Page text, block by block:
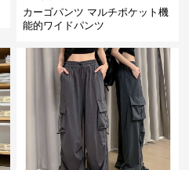
カーゴパンツ マルチポケット機
能的ワイドパンツ